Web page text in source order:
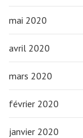
mai 2020
avril 2020
mars 2020
février 2020
janvier 2020